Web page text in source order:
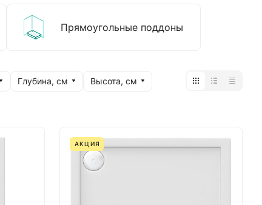
Прямоугольные поддоны
Глубина, см Высота, см
АКЦИЯ